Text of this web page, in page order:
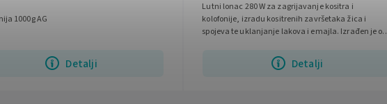
Detalji
1000g AG
Detalji
Lutni lonac 280 W za zagrijavanje kositra i
kolofonije, izradu kositrenih završetaka žica i
spojeva te uklanjanje lakova i emajla. Izrađen je od